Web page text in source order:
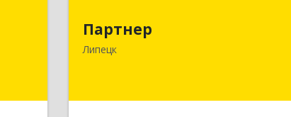
г,
Партнер
Липецк
398002, Липецкая обл, г. Липецк,